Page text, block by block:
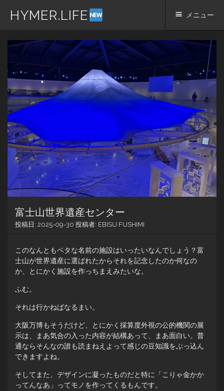
HYMER.LIFE メニュー
コ
テ
ン
ツ
へ
ス
キ
ッ
プ
富士山世界遺産センター
投稿日: 2025-09-30 投稿者: EBISU FUSHIMI
このなんともベタな名前の施設はいったいなんでしょう？富
士山が世界遺産に選ばれたからそれを記念したのか何なの
か、とにかく施設を作っちまえみたいな。
ふむ。
それは行かねばなるまい。
大阪万博もそうだけど、とにかく採算度外視の公的機関の展
示は、まあ気合の入った内容が結構あって、まあ面白い。普
通ならそんなの誰も読まねえよって感じの豆知識をぶっ込ん
できますよね。
そしてまた、デザインに凝ったものだと特に「こりゃ金かか
ってんなあ」ってモノを作ってくるもんです。